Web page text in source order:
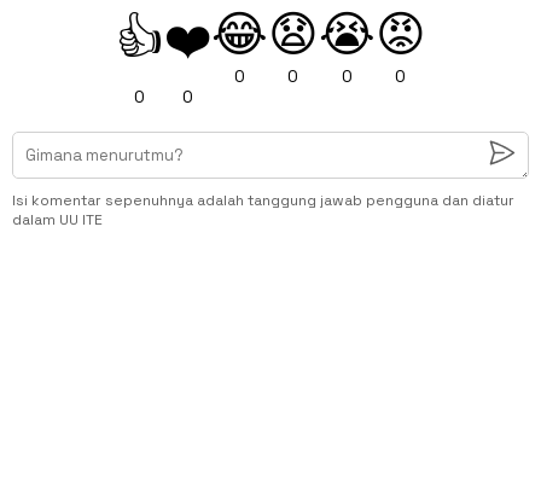
👍
0
❤️
0
😂
0
😧
0
😭
0
😡
0
Isi komentar sepenuhnya adalah tanggung jawab pengguna dan diatur
dalam UU ITE